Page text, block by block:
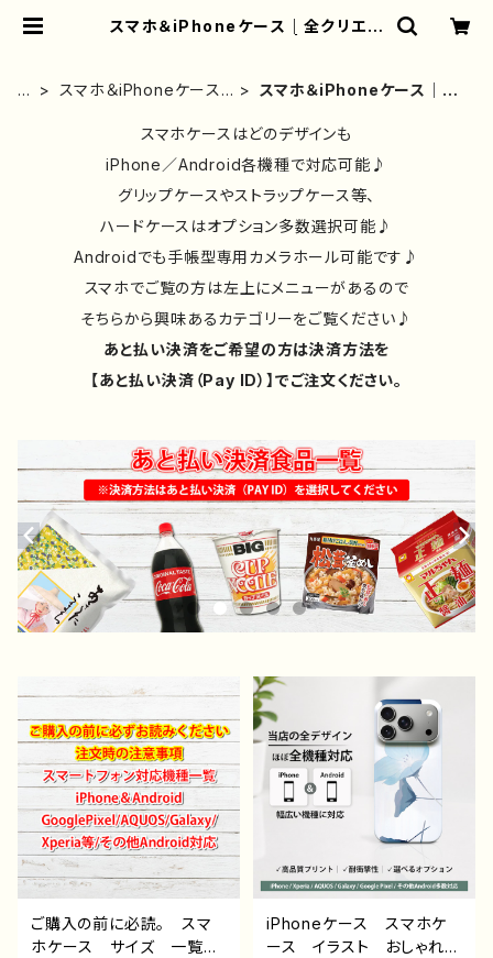
スマホ＆iPhoneケース｜全クリエイ
れ/イラストレーター/グッズ/人気/後
払い/通販｜雑貨屋アリうさ
ホ
スマホ＆iPhoneケース
スマホ＆iPhoneケース｜全
ゃれ
スマホケースはどのデザインも
iPhone／Android各機種で対応可能♪
グリップケースやストラップケース等、
ハードケースはオプション多数選択可能♪
Androidでも手帳型専用カメラホール可能です♪
スマホでご覧の方は左上にメニューがあるので
そちらから興味あるカテゴリーをご覧ください♪
あと払い決済をご希望の方は決済方法を
【あと払い決済（Pay ID）】でご注文ください。
ご購入の前に必読。 スマ
ホケース サイズ 一覧
iPhoneケース スマホケ
ース イラスト おしゃれ